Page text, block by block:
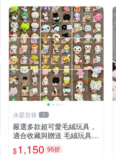
水星百貨 1
嚴選多款超可愛毛絨玩具，
適合收藏與贈送 毛絨玩具、
抱枕、公仔
$1,150 95折